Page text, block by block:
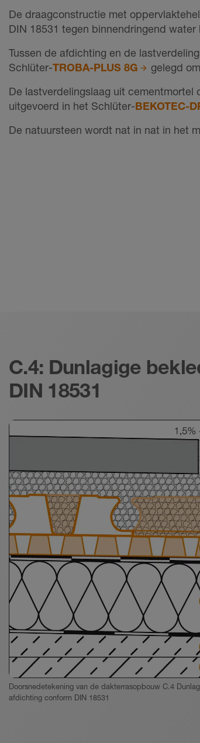
De draagconstructie met
DIN 18531 tegen binnendringend water
Tussen de afdichting en de
Schlüter-TROBA-PLUS 8G
gelegd
De lastverdelingslaag uit cementmortel
uitgevoerd in het Schlüter-BEKOTEC-
De natuursteen wordt nat in nat in het
C.4: Dunlagige
DIN 18531
Doorsnedetekening van de dakterrasopbouw C.4
afdichting conform DIN 18531